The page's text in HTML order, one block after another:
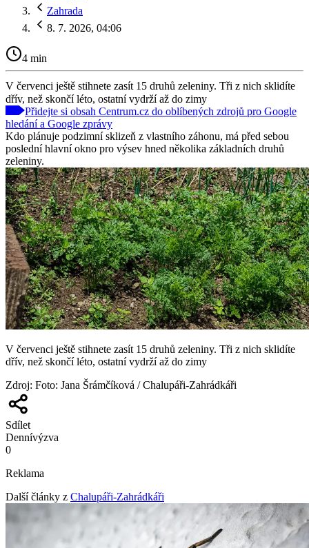
Zahrada
8. 7. 2026, 04:06
4 min
V červenci ještě stihnete zasít 15 druhů zeleniny. Tři z nich sklidíte
dřív, než skončí léto, ostatní vydrží až do zimy
Přidejte si obsah Centrum.cz do oblíbených zdrojů pro Google
hledání a Google zprávy
Kdo plánuje podzimní sklizeň z vlastního záhonu, má před sebou
poslední hlavní okno pro výsev hned několika základních druhů
zeleniny.
V červenci ještě stihnete zasít 15 druhů zeleniny. Tři z nich sklidíte
dřív, než skončí léto, ostatní vydrží až do zimy
Zdroj: Foto: Jana Šrámčíková / Chalupáři-Zahrádkáři
Sdílet
Dennívýzva
0
Reklama
Další články z Chalupáři-Zahrádkáři